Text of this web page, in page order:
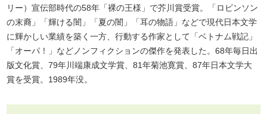
リー）宣伝部時代の58年「裸の王様」で芥川賞受賞。「ロビンソン
の末裔」「輝ける闇」「夏の闇」「耳の物語」などで現代日本文学
に輝かしい業績を築く一方、行動する作家として「ベトナム戦記」
「オーパ！」などノンフィクションの傑作を発表した。68年毎日出
版文化賞、79年川端康成文学賞、81年菊池寛賞、87年日本文学大
賞を受賞。1989年没。